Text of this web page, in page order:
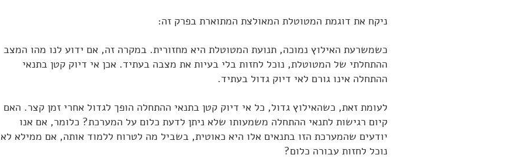
ניקח את דוגמת המטוטלת המאולצת המתוארת בפרק זה:
כשמשרעת האילוץ נמוכה, תנועת המטוטלת היא מחזורית. במקרה זה, אם ידוע לנו מהו המצב
ההתחלתי של המטוטלת, נוכל לחזות בלי בעיות את מצבה בעתיד. אכן אי דיוק קטן בתנאי
ההתחלה אינו גורם לאי דיוק גדול בעתיד.
לעומת זאת, כשהאילוץ גדול, כל אי דיוק קטן בתנאי ההתחלה הופך לגדול אחרי זמן קצר. האם
קיום רגישות לתנאי ההתחלה משמעותו שלא ניתן לדעת כלום על המערכת? כלומר, אם אנו
יודעים שהמערכת הזו בתנאים אלו היא כאוטית, בשביל מה לטרוח ללמוד אותה, אם ממילא לא
נוכל לחזות עבורה כלום?